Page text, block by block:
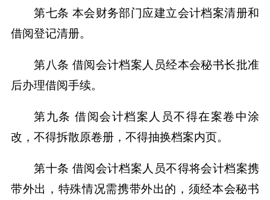
第七条 本会财务部门应建立会计档案清册和
借阅登记清册。
第八条 借阅会计档案人员经本会秘书长批准
后办理借阅手续。
第九条 借阅会计档案人员不得在案卷中涂
改，不得拆散原卷册，不得抽换档案内页。
第十条 借阅会计档案人员不得将会计档案携
带外出，特殊情况需携带外出的，须经本会秘书